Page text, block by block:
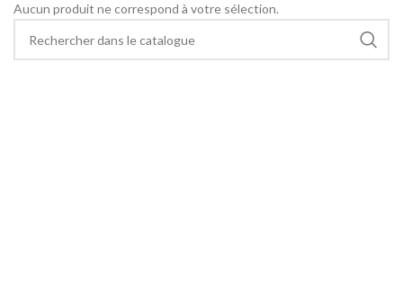
Aucun produit ne correspond à votre sélection.